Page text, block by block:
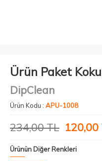
Ürün Paket
DipClean
Ürün Kodu : APU-1008
234,00TL 120,00
Ürünün Diğer Renkleri